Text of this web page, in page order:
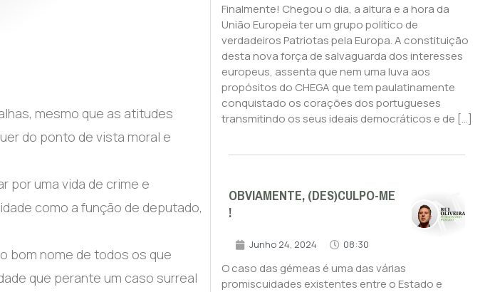
mesmo que as atitudes
do ponto de vista moral e
por uma vida de crime e
como a função de deputado,
bom nome de todos os que
que perante um caso surreal
Finalmente! Chegou o dia, a altura e a hora da
União Europeia ter um grupo político de
verdadeiros Patriotas pela Europa. A constituição
desta nova força de salvaguarda dos interesses
europeus, assenta que nem uma luva aos
propósitos do CHEGA que tem paulatinamente
conquistado os corações dos portugueses
transmitindo os seus ideais democráticos e de […]
OBVIAMENTE, (DES)CULPO-ME
!
Junho 24, 2024 08:30
O caso das gémeas é uma das várias
promiscuidades existentes entre o Estado e